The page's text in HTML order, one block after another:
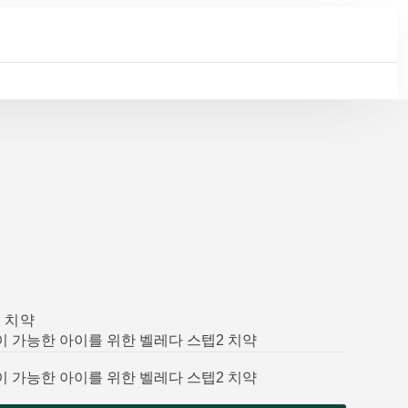
치약
가능한 아이를 위한 벨레다 스텝2 치약
가능한 아이를 위한 벨레다 스텝2 치약